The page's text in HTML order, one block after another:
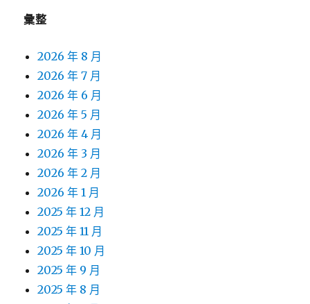
彙整
2026 年 8 月
2026 年 7 月
2026 年 6 月
2026 年 5 月
2026 年 4 月
2026 年 3 月
2026 年 2 月
2026 年 1 月
2025 年 12 月
2025 年 11 月
2025 年 10 月
2025 年 9 月
2025 年 8 月